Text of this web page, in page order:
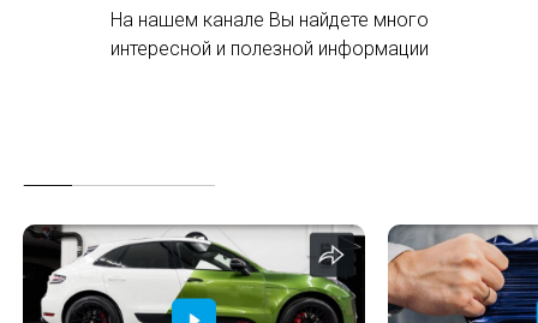
На нашем канале Вы найдете много
интересной и полезной информации